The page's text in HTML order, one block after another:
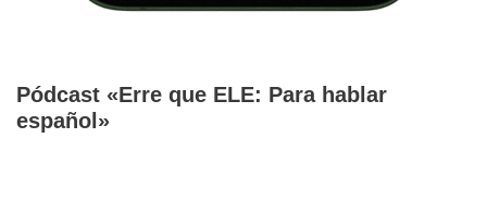
Pódcast «Erre que ELE: Para hablar
español»